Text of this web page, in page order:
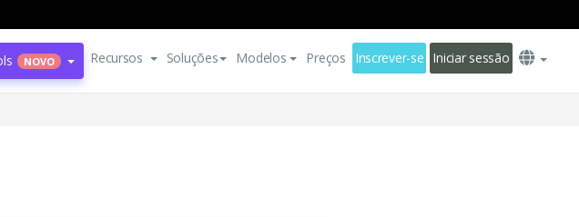
NOVO Recursos Soluções Modelos Preços Inscrever-se Iniciar sessão